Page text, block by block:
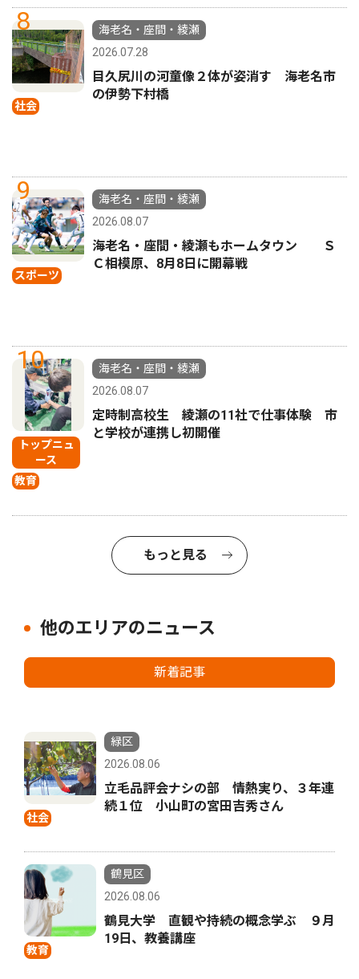
8
社会
海老名・座間・綾瀬
2026.07.28
目久尻川の河童像２体が姿消す 海老名市
の伊勢下村橋
9
スポーツ
海老名・座間・綾瀬
2026.08.07
海老名・座間・綾瀬もホームタウン Ｓ
Ｃ相模原、8月8日に開幕戦
10
トップニュ
ース
教育
海老名・座間・綾瀬
2026.08.07
定時制高校生 綾瀬の11社で仕事体験 市
と学校が連携し初開催
もっと見る
他のエリアのニュース
新着記事
社会
緑区
2026.08.06
立毛品評会ナシの部 情熱実り、３年連
続１位 小山町の宮田吉秀さん
教育
鶴見区
2026.08.06
鶴見大学 直観や持続の概念学ぶ ９月
19日、教養講座